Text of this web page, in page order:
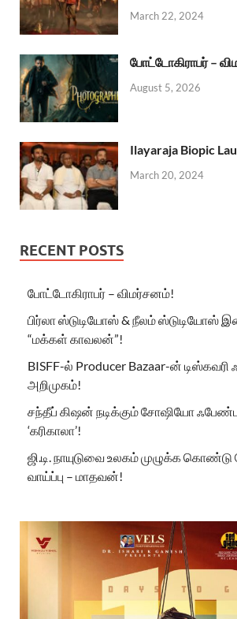
March 22, 2024
போட்டோகிராபர் –
August 5, 2026
Ilayaraja Biopic
March 20, 2024
RECENT POSTS
போட்டோகிராபர் – விமர்சனம்!
பிர்லா ஸ்டுடியோஸ் & நீலம் ஸ்டுடியோஸ்
“மக்கள் காவலன்”!
BISFF-ல் Producer Bazaar-ன் டிஸ்கவரி
அறிமுகம்!
சந்தீப் கிஷன் நடிக்கும் சோஷியோ
‘கரிகாலா’!
ஜி.டி. நாயுடுவை உலகம் முழுக்க கொண்டு
வாய்ப்பு – மாதவன்!